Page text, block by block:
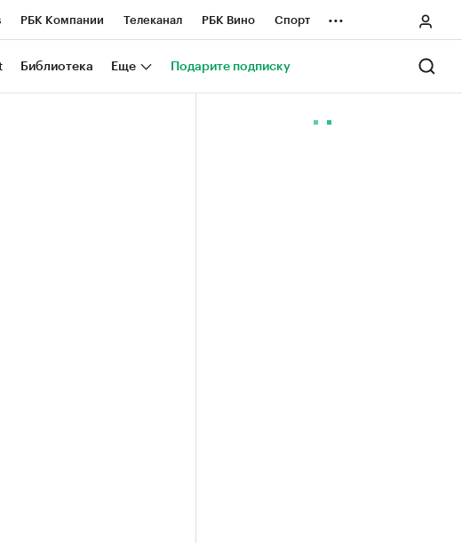
РБК Компании Телеканал РБК Вино Спорт
Национальные проекты Город
...
Библиотека Еще Подарите подписку